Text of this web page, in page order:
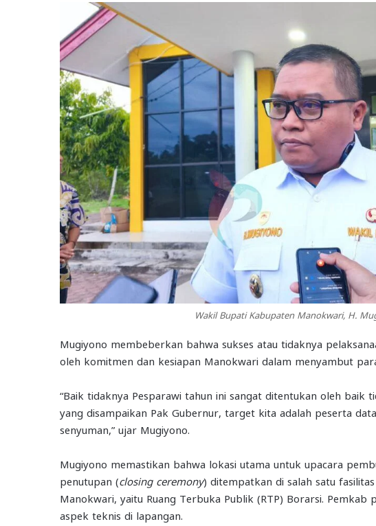
Wakil Bupati Kabupaten Manokwari, H.
Mugiyono membeberkan bahwa sukses atau tidaknya
oleh komitmen dan kesiapan Manokwari dalam menyambut
“Baik tidaknya Pesparawi tahun ini sangat ditentukan oleh baik
yang disampaikan Pak Gubernur, target kita adalah peserta
senyuman,” ujar Mugiyono.
Mugiyono memastikan bahwa lokasi utama untuk upacara
penutupan (closing ceremony) ditempatkan di salah satu
Manokwari, yaitu Ruang Terbuka Publik (RTP) Borarsi .
aspek teknis di lapangan